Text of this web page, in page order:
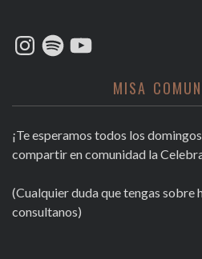
Instagram
SpotifyYouTube
MISA
¡Te esperamos todos los
compartir en comunidad la
(Cualquier duda que tengas sobre
consultanos)